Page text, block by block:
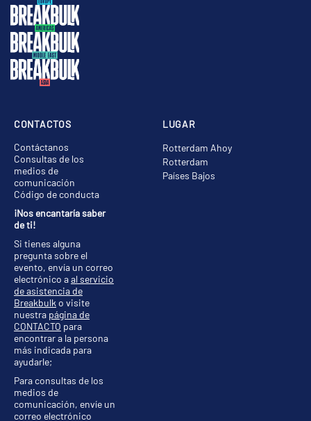
LUGAR
Rotterdam Ahoy
Rotterdam
Países Bajos
CONTACTOS
Contáctanos
Consultas de los
medios de
comunicación
Código de conducta
¡Nos encantaría saber
de ti!
Si tienes alguna
pregunta sobre el
evento, envía un correo
electrónico aal servicio
de asistencia de
Breakbulk o visite
nuestra página de
CONTACTO para
encontrar a la persona
más indicada para
ayudarle;
Para consultas de los
medios de
comunicación, envíe un
correo electrónico